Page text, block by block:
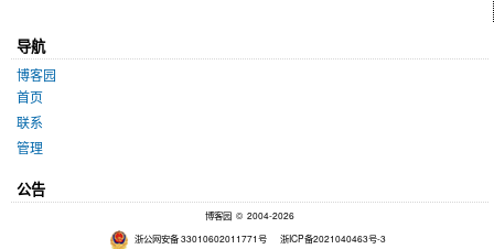
导航
博客园
首页
联系
管理
公告
博客园 © 2004-2026
浙公网安备 33010602011771号
浙ICP备2021040463号-3